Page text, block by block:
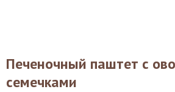
Печеночный паштет с
семечками